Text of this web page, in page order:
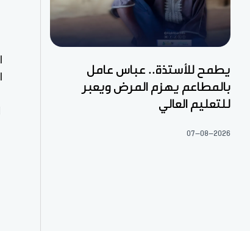
يطمح للأستذة.. عباس عامل
بالمطاعم يهزم المرض ويعبر
للتعليم العالي
07-08-2026